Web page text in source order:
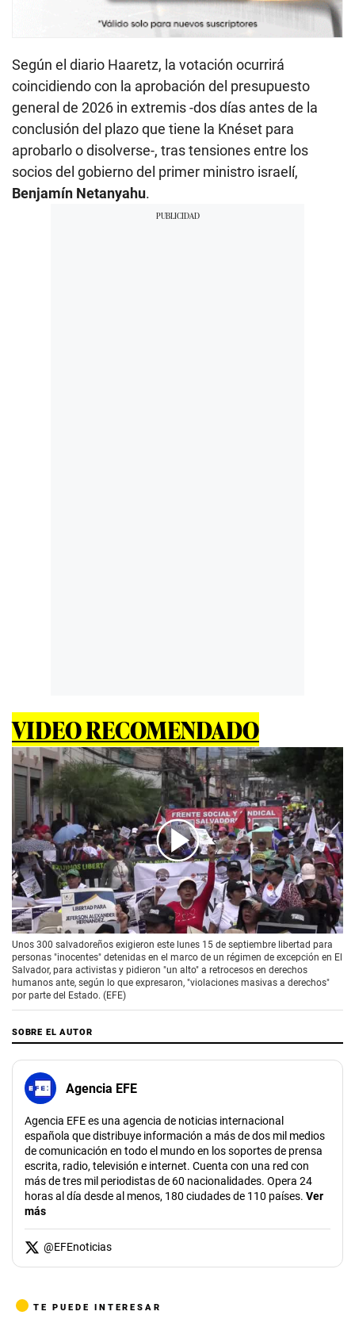
Según el diario Haaretz, la votación ocurrirá
coincidiendo con la aprobación del presupuesto
general de 2026 in extremis -dos días antes de la
conclusión del plazo que tiene la Knéset para
aprobarlo o disolverse-, tras tensiones entre los
socios del gobierno del primer ministro israelí,
Benjamín Netanyahu.
VIDEO RECOMENDADO
00:00/01:30
Unos 300 salvadoreños exigieron este lunes 15 de septiembre libertad para
personas "inocentes" detenidas en el marco de un régimen de excepción en El
Salvador, para activistas y pidieron "un alto" a retrocesos en derechos
humanos ante, según lo que expresaron, "violaciones masivas a derechos"
por parte del Estado. (EFE)
SOBRE EL AUTOR
Agencia EFE
Agencia EFE es una agencia de noticias internacional
española que distribuye información a más de dos mil medios
de comunicación en todo el mundo en los soportes de prensa
escrita, radio, televisión e internet. Cuenta con una red con
más de tres mil periodistas de 60 nacionalidades. Opera 24
horas al día desde al menos, 180 ciudades de 110 países. Ver
más
@EFEnoticias
TE PUEDE INTERESAR